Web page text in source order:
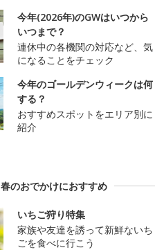
今年(2026年)のGWはいつから
いつまで？
連休中の各機関の対応など、気
になることをチェック
今年のゴールデンウィークは何
する？
おすすめスポットをエリア別に
紹介
春のおでかけにおすすめ
いちご狩り特集
家族や友達を誘って新鮮ないち
ごを食べに行こう